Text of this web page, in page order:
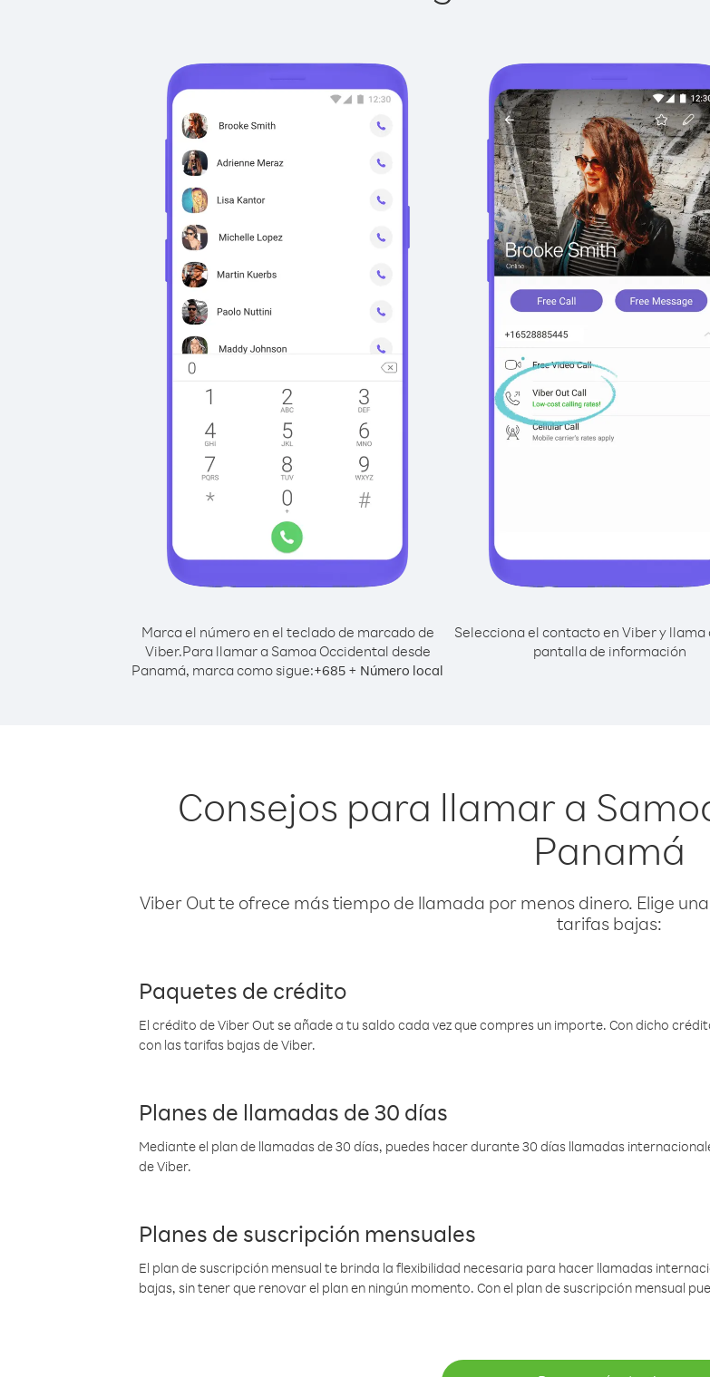
Marca el número en el teclado de marcado de
Viber.Para llamar a Samoa Occidental desde
Panamá, marca como sigue:+685 + Número local
Selecciona el contacto en Viber y llama
pantalla de información
Consejos para llamar a
Panamá
Viber Out te ofrece más tiempo de llamada por menos dinero. Elige
tarifas bajas:
Paquetes de crédito
El crédito de Viber Out se añade a tu saldo cada vez que compres un importe. Con dicho
con las tarifas bajas de Viber.
Planes de llamadas de 30 días
Mediante el plan de llamadas de 30 días, puedes hacer durante 30 días llamadas
de Viber.
Planes de suscripción mensuales
El plan de suscripción mensual te brinda la flexibilidad necesaria para hacer llamadas
bajas, sin tener que renovar el plan en ningún momento. Con el plan de suscripción mensual